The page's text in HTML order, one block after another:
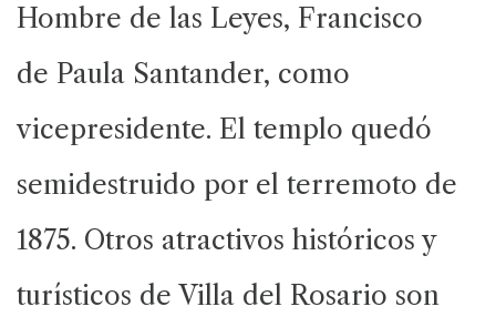
Hombre de las Leyes, Francisco
de Paula Santander, como
vicepresidente. El templo quedó
semidestruido por el terremoto de
1875. Otros atractivos históricos y
turísticos de Villa del Rosario son